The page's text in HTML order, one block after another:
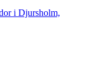
i Djursholm,